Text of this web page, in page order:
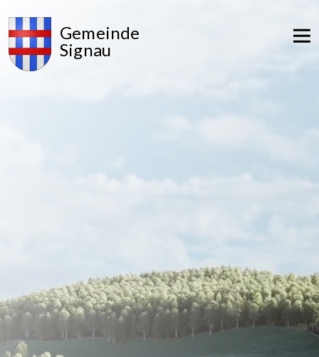
Gemeinde
Signau